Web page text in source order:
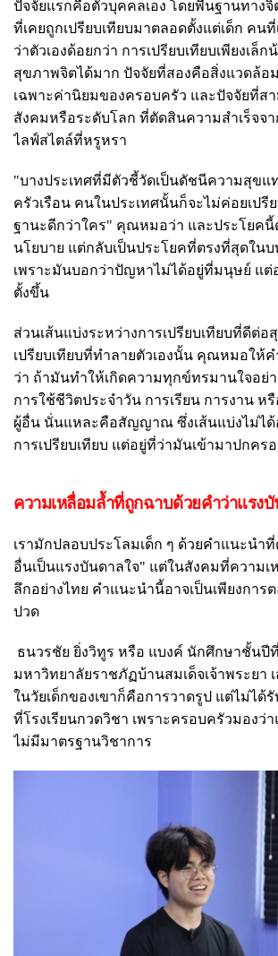
ปัจจัยแรกคือตัวบุคคลเอง โดยพื้นฐานทางจิ
ที่เคยถูกเปรียบเทียบมาตลอดตั้งแต่เด็ก คน
ว่าตัวเองด้อยกว่า การเปรียบเทียบเพียงเล็
สุขภาพจิตได้มาก ปัจจัยที่สองคือสิ่งแวดล้อ
เฉพาะค่านิยมของครอบครัว และปัจจัยที่ส
สังคมหรือระดับโลก ที่ตัดสินความสำเร็จจ
ไลฟ์สไตล์ที่หรูหรา
"บางประเทศที่มีตัวชี้วัดเป็นดัชนีความสุขแ
ครัวเรือน คนในประเทศนั้นก็จะไม่ค่อยเปรี
ฐานะดีกว่าใคร" คุณหมอว่า และประโยคนี้ดู
นโยบาย แต่กลับเป็นประโยคที่ตรงที่สุดใน
เพราะมันบอกว่าปัญหาไม่ได้อยู่ที่มนุษย์ แ
ตั้งขึ้น
ส่วนเส้นแบ่งระหว่างการเปรียบเทียบที่ดีต่
เปรียบเทียบที่ทำลายตัวเองนั้น คุณหมอให้ค
ว่า ถ้ามันทำให้เกิดความทุกข์ทรมานใจอย่
การใช้ชีวิตประจำวัน การเรียน การงาน
ผู้อื่น นั่นแหละคือสัญญาณ ซึ่งเส้นแบ่งไม่ไ
การเปรียบเทียบ แต่อยู่ที่ว่ามันเข้ามาปกคร
ความเหลื่อมล้ำที่ถูกฉาบด้วยคำว่าแรง
เรามักปลอบประโลมเด็ก ๆ ด้วยคำแนะนำ
อื่นเป็นแรงบันดาลใจ" แต่ในสังคมที่ความเ
ลึกอย่างไทย คำแนะนำนี้อาจเป็นเพียงการ
ปวด
ธนวรชัย ยิ่งวิทูร หรือ แบงค์ นักศึกษาชั้นปี
มหาวิทยาลัยราชภัฏบ้านสมเด็จเจ้าพระยา เ
ในวัยเด็กของเขาก็คือการวาดรูป แต่ไม่ได้
ที่โรงเรียนกวดวิชา เพราะครอบครัวมองว่า
ไม่มีมาตรฐานวิชาการ